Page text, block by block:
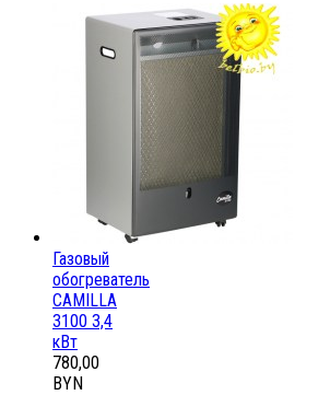
Газовый
обогреватель
CAMILLA
3100 3,4
кВт
780,00
BYN